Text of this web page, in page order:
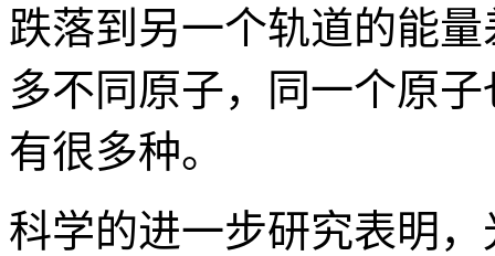
跌落到另一个轨道的能
多不同原子，同一个原
有很多种。
科学的进一步研究表明